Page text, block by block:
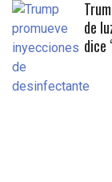
de
dice